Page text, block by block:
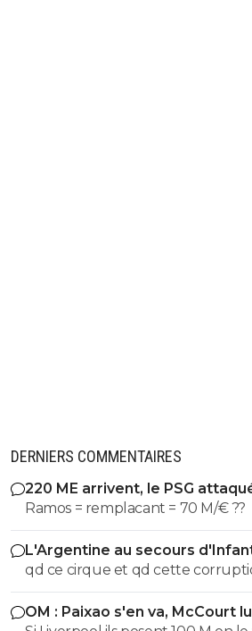
DERNIERS COMMENTAIRES
220 ME arrivent, le PSG
Ramos = remplacant = 70 M/€ ??
L'Argentine au secours
qd ce cirque et qd cette
complexe va s arreter. les magouilles enormes meme plus
cachées, ils s en vantent meme! les magouilles avec Trump, l
OM : Paixao s'en va, McCourt